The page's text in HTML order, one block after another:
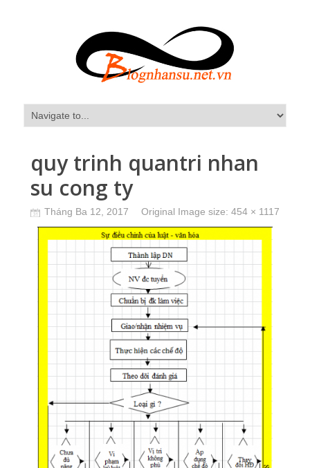
quy trinh quantri nhan
su cong ty
Tháng Ba 12, 2017 Original Image size: 454 × 1117